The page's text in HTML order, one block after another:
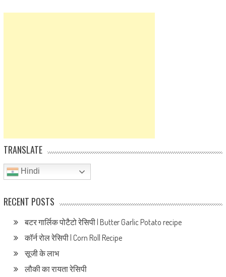
TRANSLATE
Hindi
RECENT POSTS
बटर गार्लिक पोटैटो रेसिपी | Butter Garlic Potato recipe
कॉर्न रोल रेसिपी | Corn Roll Recipe
सूजी के लाभ
लौकी का रायता रेसिपी